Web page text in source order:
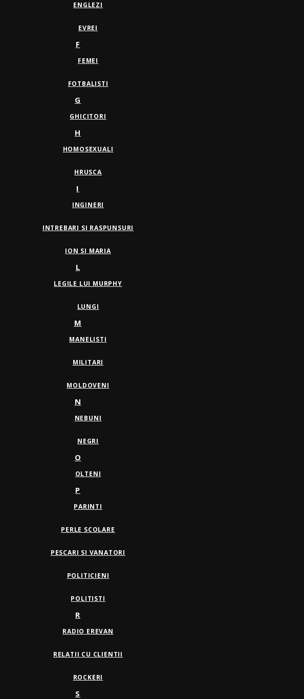
ENGLEZI
EVREI
F
FEMEI
FOTBALISTI
G
GHICITORI
H
HOMOSEXUALI
HRUSCA
I
INGINERI
INTREBARI SI RASPUNSURI
ION SI MARIA
L
LEGILE LUI MURPHY
LUNGI
M
MANELISTI
MILITARI
MOLDOVENI
N
NEBUNI
NEGRI
O
OLTENI
P
PARINTI
PERLE SCOLARE
PESCARI SI VANATORI
POLITICIENI
POLITISTI
R
RADIO EREVAN
RELATII CU CLIENTII
ROCKERI
S